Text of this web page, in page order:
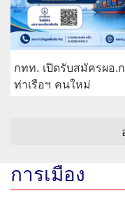
กทท. เปิดรับสมัครผอ.
ท่าเรือฯ คนใหม่
การเมือง